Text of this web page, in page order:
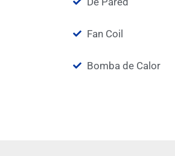
Fan Coil
Bomba de Calor